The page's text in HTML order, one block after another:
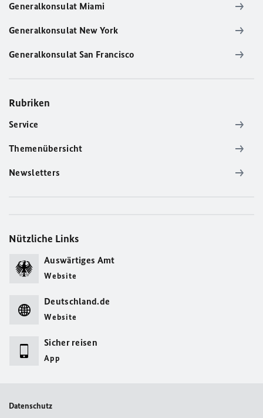
Generalkonsulat Miami
Generalkonsulat New York
Generalkonsulat San Francisco
Rubriken
Service
Themenübersicht
Newsletters
Nützliche Links
Auswärtiges Amt
Website
Deutschland.de
Website
Sicher reisen
App
Datenschutz